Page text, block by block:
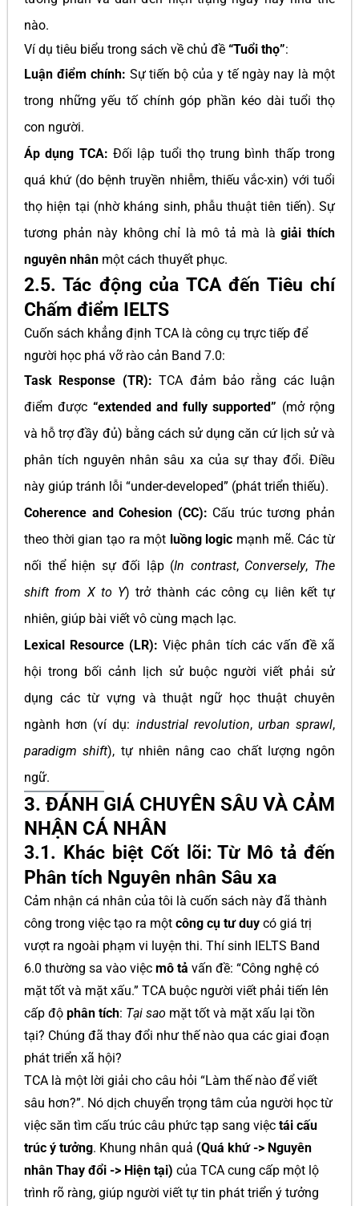
nào.
Ví dụ tiêu biểu trong sách về chủ đề “Tuổi thọ”:
Luận điểm chính: Sự tiến bộ của y tế ngày nay là một
trong những yếu tố chính góp phần kéo dài tuổi thọ
con người.
Áp dụng TCA: Đối lập tuổi thọ trung bình thấp trong
quá khứ (do bệnh truyền nhiễm, thiếu vắc-xin) với tuổi
thọ hiện tại (nhờ kháng sinh, phẫu thuật tiên tiến). Sự
tương phản này không chỉ là mô tả mà làgiải thích
nguyên nhân một cách thuyết phục.
2.5. Tác động của TCA đến Tiêu chí
Chấm điểm IELTS
Cuốn sách khẳng định TCA là công cụ trực tiếp để
người học phá vỡ rào cản Band 7.0:
Task Response (TR): TCA đảm bảo rằng các luận
điểm được “extended and fully supported” (mở rộng
và hỗ trợ đầy đủ) bằng cách sử dụng căn cứ lịch sử và
phân tích nguyên nhân sâu xa của sự thay đổi. Điều
này giúp tránh lỗi “under-developed” (phát triển thiếu).
Coherence and Cohesion (CC): Cấu trúc tương phản
theo thời gian tạo ra một luồng logic mạnh mẽ. Các từ
nối thể hiện sự đối lập (In contrast, Conversely, The
shift from X to Y) trở thành các công cụ liên kết tự
nhiên, giúp bài viết vô cùng mạch lạc.
Lexical Resource (LR): Việc phân tích các vấn đề xã
hội trong bối cảnh lịch sử buộc người viết phải sử
dụng các từ vựng và thuật ngữ học thuật chuyên
ngành hơn (ví dụ: industrial revolution, urban sprawl,
paradigm shift), tự nhiên nâng cao chất lượng ngôn
ngữ.
3. ĐÁNH GIÁ CHUYÊN SÂU VÀ CẢM
NHẬN CÁ NHÂN
3.1. Khác biệt Cốt lõi: Từ Mô tả đến
Phân tích Nguyên nhân Sâu xa
Cảm nhận cá nhân của tôi là cuốn sách này đã thành
công trong việc tạo ra một công cụ tư duy có giá trị
vượt ra ngoài phạm vi luyện thi. Thí sinh IELTS Band
6.0 thường sa vào việc mô tả vấn đề: “Công nghệ có
mặt tốt và mặt xấu.” TCA buộc người viết phải tiến lên
cấp độ phân tích: Tại sao mặt tốt và mặt xấu lại tồn
tại? Chúng đã thay đổi như thế nào qua các giai đoạn
phát triển xã hội?
TCA là một lời giải cho câu hỏi “Làm thế nào để viết
sâu hơn?”. Nó dịch chuyển trọng tâm của người học từ
việc săn tìm cấu trúc câu phức tạp sang việc tái cấu
trúc ý tưởng. Khung nhân quả (Quá khứ -> Nguyên
nhân Thay đổi -> Hiện tại) của TCA cung cấp một lộ
trình rõ ràng, giúp người viết tự tin phát triển ý tưởng